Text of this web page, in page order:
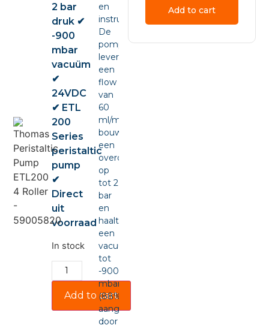
2 bar
druk ✔
-900
mbar
vacuüm
✔
24VDC
✔ ETL
200
Series
peristaltic
pump
✔
Direct
uit
voorraad
In stock
Add to cart
en
instrumentintegratie.
De
pomp
levert
een
flow
van
60
ml/min,
bouwt
een
overdruk
op
tot 2
bar
en
haalt
een
vacuüm
tot
-900
mbar
(88%),
aangedreven
door
Add to cart